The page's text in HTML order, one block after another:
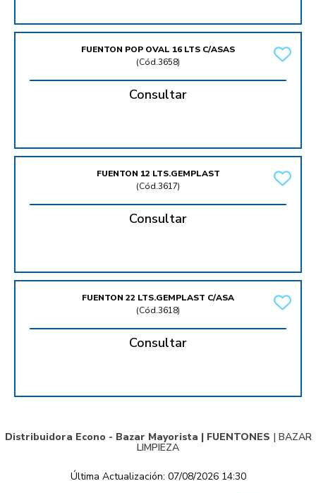
FUENTON POP OVAL 16 LTS C/ASAS
(Cód.3658)
Consultar
FUENTON 12 LTS.GEMPLAST
(Cód.3617)
Consultar
FUENTON 22 LTS.GEMPLAST C/ASA
(Cód.3618)
Consultar
Distribuidora Econo - Bazar Mayorista | FUENTONES | BAZAR
LIMPIEZA
Última Actualización: 07/08/2026 14:30